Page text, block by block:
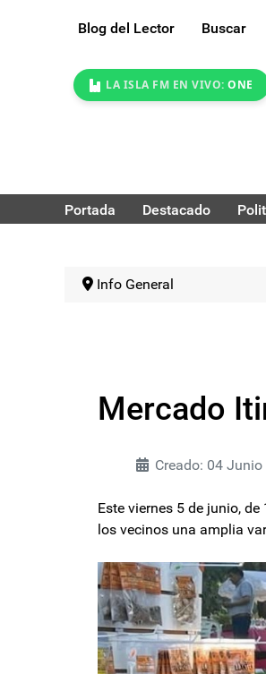
Blog del Lector Buscar
LA ISLA FM EN VIVO: ONE
Portada Destacado
Info General
Mercado
Creado: 04
Este viernes 5 de junio,
los vecinos una amplia